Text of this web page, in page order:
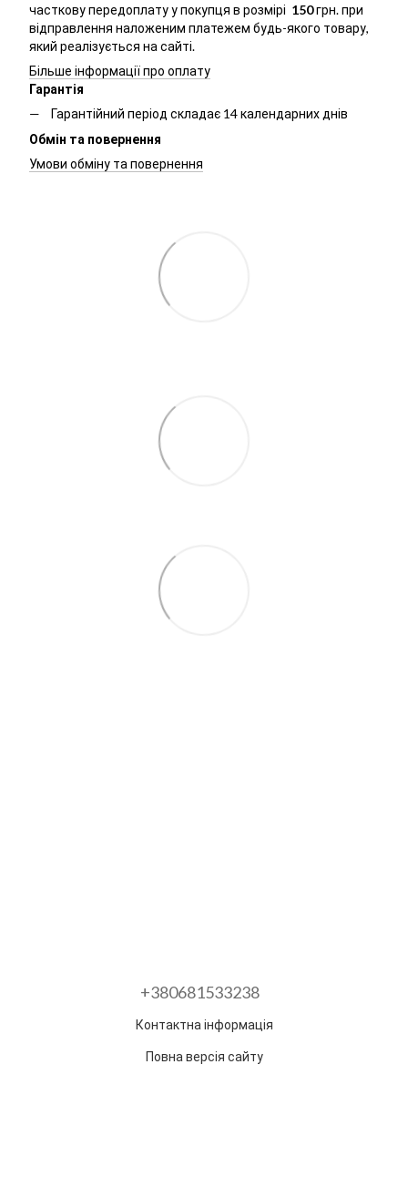
часткову передоплату у покупця в розмірі 150грн. при
відправлення наложеним платежем будь-якого товару,
який реалізується на сайті.
Більше інформації про оплату
Гарантія
Гарантійний період складає 14 календарних днів
Обмін та повернення
Умови обміну та повернення
+380681533238
Контактна інформація
Повна версія сайту